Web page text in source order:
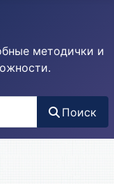
методички и
Поиск